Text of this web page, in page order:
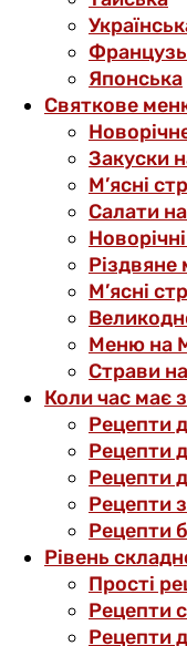
Японська
Святкове
Закуски
М’ясні
Салати
М’ясні
Меню на
Страви
Коли час має
Рецепти
Рецепти
Рецепти
Рецепти
Рецепти
Рівень
Прості
Рецепти
Рецепти